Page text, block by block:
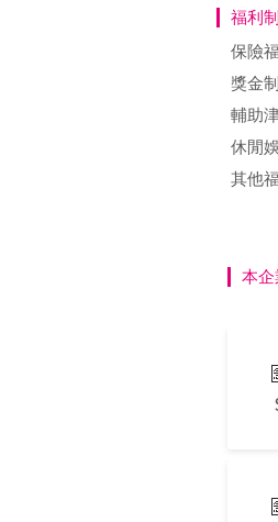
福利
保險
獎金
輔助
休閒
其他
本